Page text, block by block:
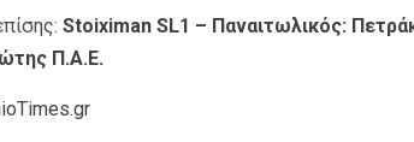
Stoiximan SL1 – Παναιτωλικός:
Π.Α.Ε.